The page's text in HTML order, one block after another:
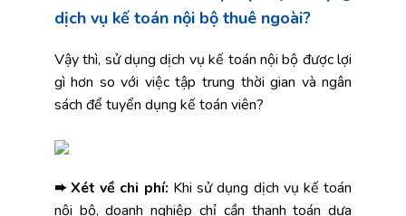
dịch vụ kế toán nội bộ thuê ngoài?
Vậy thì, sử dụng dịch vụ kế toán nội bộ được lợi
gì hơn so với việc tập trung thời gian và ngân
sách để tuyển dụng kế toán viên?
➨ Xét về chi phí: Khi sử dụng dịch vụ kế toán
nội bộ, doanh nghiệp chỉ cần thanh toán dựa